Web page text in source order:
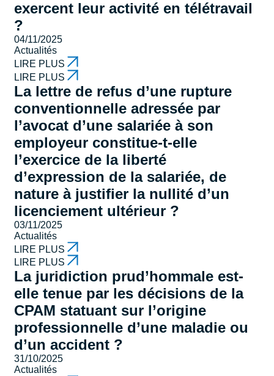
exercent leur activité en télétravail
?
04/11/2025
Actualités
LIRE PLUS
LIRE PLUS
La lettre de refus d’une rupture
conventionnelle adressée par
l’avocat d’une salariée à son
employeur constitue-t-elle
l’exercice de la liberté
d’expression de la salariée, de
nature à justifier la nullité d’un
licenciement ultérieur ?
03/11/2025
Actualités
LIRE PLUS
LIRE PLUS
La juridiction prud’hommale est-
elle tenue par les décisions de la
CPAM statuant sur l’origine
professionnelle d’une maladie ou
d’un accident ?
31/10/2025
Actualités